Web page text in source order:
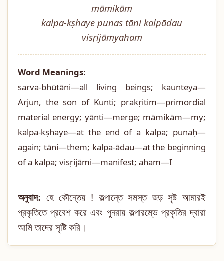
māmikām
kalpa-kṣhaye punas tāni kalpādau
visṛijāmyaham
Word Meanings:
sarva-bhūtāni—all living beings; kaunteya—
Arjun, the son of Kunti; prakṛitim—primordial
material energy; yānti—merge; māmikām—my;
kalpa-kṣhaye—at the end of a kalpa; punaḥ—
again; tāni—them; kalpa-ādau—at the beginning
of a kalpa; visṛijāmi—manifest; aham—I
অনুবাদ: হে কৌন্তেয় ! কল্পান্তে সমস্ত জড় সৃষ্ট আমারই
প্রকৃতিতে প্রবেশ করে এবং পুনরায় কল্পারম্ভে প্রকৃতির দ্বারা
আমি তাদের সৃষ্টি করি।